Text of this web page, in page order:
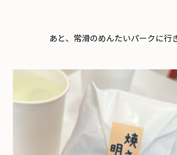
あと、常滑のめんたいパークに行